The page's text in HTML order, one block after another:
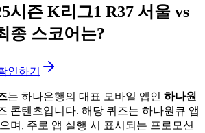
시즌 K리그1 R37 서울 vs
종 스코어는?
인하기
는 하나은행의 대표 모바일 앱인 하나원
콘텐츠입니다. 해당 퀴즈는 하나원큐 앱
며, 주로 앱 실행 시 표시되는 프로모션